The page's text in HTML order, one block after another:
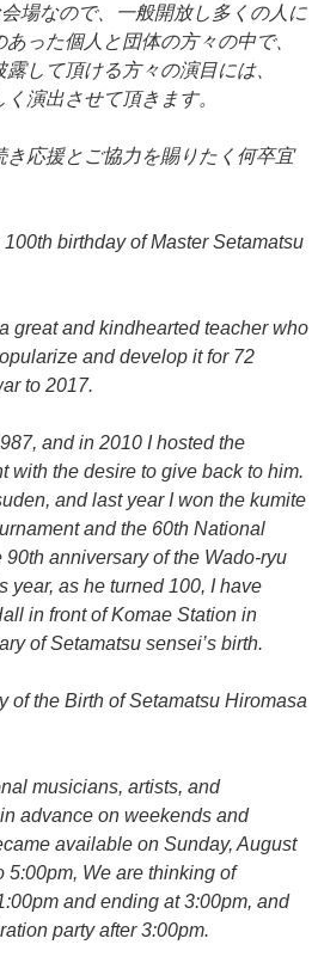
場なので、一般開放し多くの人に
った個人と団体の方々の中で、
して頂ける方々の演目には、
演出させて頂きます。
応援とご協力を賜りたく何卒宜
birthday of Master Setamatsu
great and kindhearted teacher who
and develop it for 72
to 2017.
and in 2010 I hosted the
with the desire to give back to him.
and last year I won the kumite
and the 60th National
anniversary of the Wado-ryu
year, as he turned 100, I have
in front of Komae Station in
of Setamatsu sensei’s birth.
of the Birth of Setamatsu Hiromasa
musicians, artists, and
advance on weekends and
available on Sunday, August
5:00pm, We are thinking of
and ending at 3:00pm, and
party after 3:00pm.